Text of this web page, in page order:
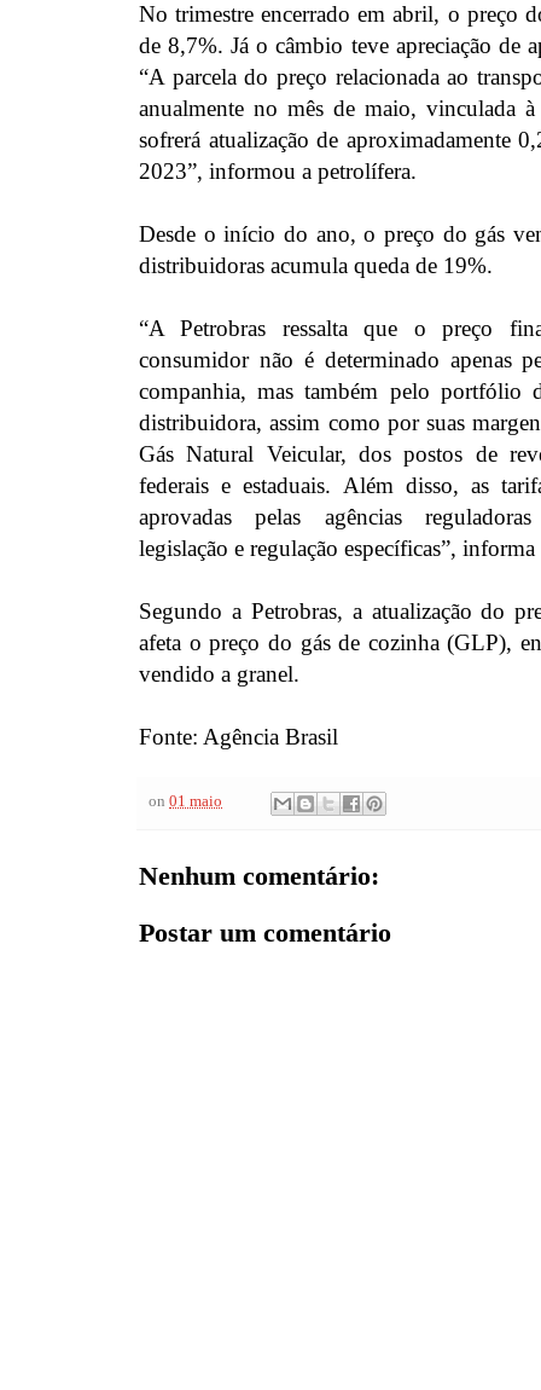
No trimestre encerrado em abril, o preço
de 8,7%. Já o câmbio teve apreciação de
“A parcela do preço relacionada ao
anualmente no mês de maio, vinculada
sofrerá atualização de aproximadamente
2023”, informou a petrolífera.
Desde o início do ano, o preço do gás
distribuidoras acumula queda de 19%.
“A Petrobras ressalta que o preço
consumidor não é determinado apenas
companhia, mas também pelo portfólio
distribuidora, assim como por suas
Gás Natural Veicular, dos postos de
federais e estaduais. Além disso, as
aprovadas pelas agências
legislação e regulação específicas”, informa
Segundo a Petrobras, a atualização do
afeta o preço do gás de cozinha (GLP),
vendido a granel.
Fonte: Agência Brasil
on 01 maio
Nenhum comentário:
Postar um comentário